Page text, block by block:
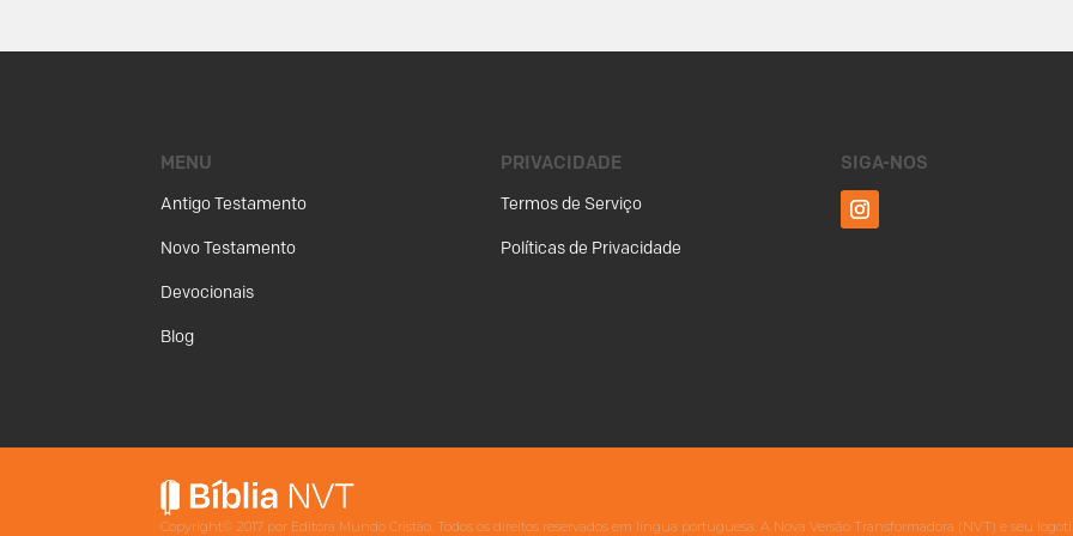
MENU
Antigo Testamento
Novo Testamento
Devocionais
Blog
PRIVACIDADE
Termos de Serviço
Políticas de Privacidade
SIGA-NOS
Copyright© 2017 por Editora Mundo Cristão. Todos os direitos reservados em língua portuguesa. A Nova Versão Transformadora (NVT) e seu